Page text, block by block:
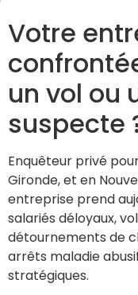
Votre
un vol ou
suspecte
Enquêteur privé
Gironde, et en
entreprise prend
salariés déloyaux,
détournements de
arrêts maladie
stratégiques.